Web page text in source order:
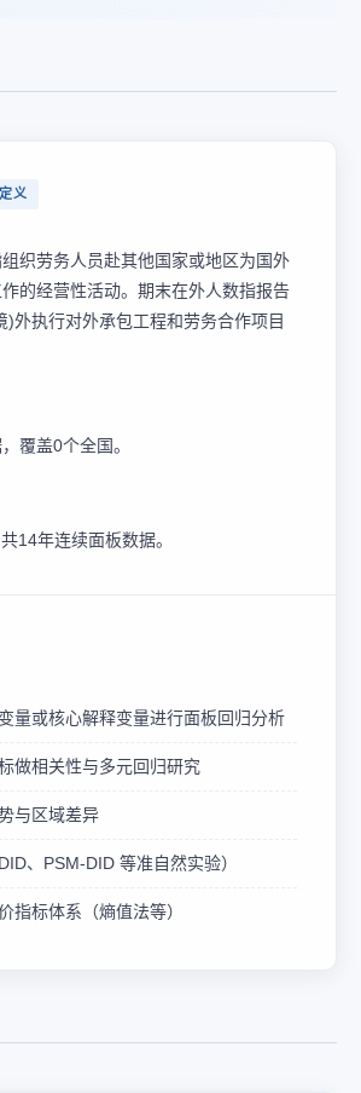
义
织劳务人员赴其他国家或地区为国外
的经营性活动。期末在外人数指报告
)外执行对外承包工程和劳务合作项目
覆盖0个全国。
14年连续面板数据。
量或核心解释变量进行面板回归分析
做相关性与多元回归研究
与区域差异
、PSM-DID 等准自然实验）
指标体系（熵值法等）